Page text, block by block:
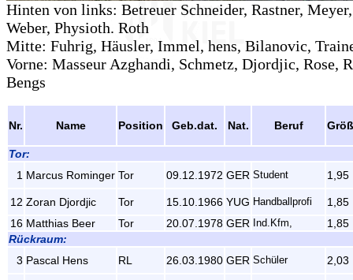
Hinten von links: Betreuer Schneider, Rastner,
Weber, Physioth. Roth
Mitte: Fuhrig, Häusler, Immel, hens, Bilanovic,
Vorne: Masseur Azghandi, Schmetz, Djordjic, Rose,
Bengs
Nr. Name Position Geb.dat. Nat. Beruf
Tor:
1 Marcus Rominger Tor 09.12.1972 GER Student 1,95
12 Zoran Djordjic Tor 15.10.1966 YUG Handballprofi
1,85
16 Matthias Beer Tor 20.07.1978 GER Ind.Kfm,
1,85
Rückraum:
3 Pascal Hens RL 26.03.1980 GER Schüler 2,03